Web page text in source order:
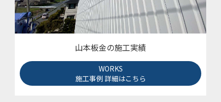
山本板金の施工実績
WORKS
施工事例 詳細はこちら